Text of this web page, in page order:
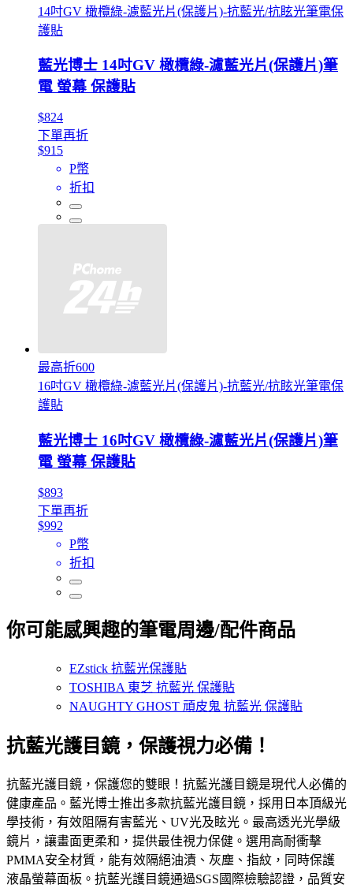
14吋GV 橄欖綠-濾藍光片(保護片)-抗藍光/抗眩光筆電保
護貼
藍光博士 14吋GV 橄欖綠-濾藍光片(保護片)筆
電 螢幕 保護貼
$824
下單再折
$915
P幣
折扣
最高折600
16吋GV 橄欖綠-濾藍光片(保護片)-抗藍光/抗眩光筆電保
護貼
藍光博士 16吋GV 橄欖綠-濾藍光片(保護片)筆
電 螢幕 保護貼
$893
下單再折
$992
P幣
折扣
你可能感興趣的筆電周邊/配件商品
EZstick 抗藍光保護貼
TOSHIBA 東芝 抗藍光 保護貼
NAUGHTY GHOST 頑皮鬼 抗藍光 保護貼
抗藍光護目鏡，保護視力必備！
抗藍光護目鏡，保護您的雙眼！抗藍光護目鏡是現代人必備的
健康產品。藍光博士推出多款抗藍光護目鏡，採用日本頂級光
學技術，有效阻隔有害藍光、UV光及眩光。最高透光光學級
鏡片，讓畫面更柔和，提供最佳視力保健。選用高耐衝擊
PMMA安全材質，能有效隔絕油漬、灰塵、指紋，同時保護
液晶螢幕面板。抗藍光護目鏡通過SGS國際檢驗認證，品質安